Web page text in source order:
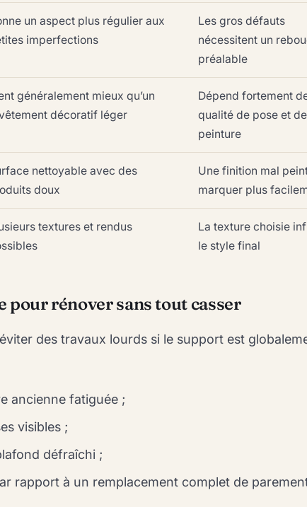
un aspect plus régulier aux
imperfections
Les gros défauts
nécessitent un
préalable
généralement mieux qu’un
décoratif léger
Dépend fortement
qualité de pose et de
peinture
nettoyable avec des
doux
Une finition mal
marquer plus
textures et rendus
La texture choisie
le style final
pour rénover sans tout casser
des travaux lourds si le support est
ancienne fatiguée ;
visibles ;
défraîchi ;
rapport à un remplacement complet de